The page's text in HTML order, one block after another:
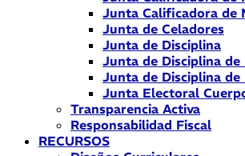
Junta Calificadora de
Junta de Celadores
Junta de Disciplina
Junta de Disciplina de
Junta de Disciplina de
Junta Electoral
Transparencia Activa
Responsabilidad Fiscal
RECURSOS